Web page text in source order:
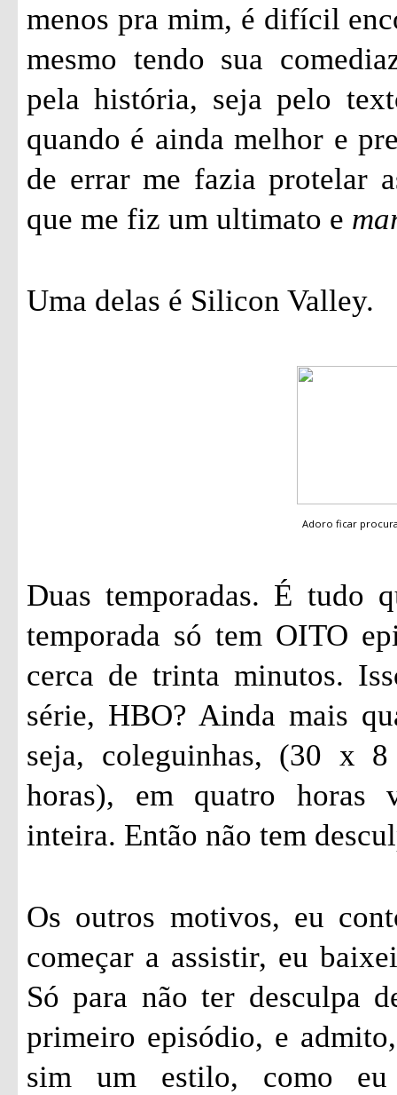
menos pra mim, é difícil
mesmo tendo sua
pela história, seja pelo
quando é ainda melhor e
de errar me fazia protelar
que me fiz um ultimato e
Uma delas é Silicon Valley.
Adoro ficar
Duas temporadas. É tudo
temporada só tem OITO
cerca de trinta minutos.
série, HBO? Ainda mais
seja, coleguinhas, (30 x
horas), em quatro horas
inteira. Então não tem
Os outros motivos, eu
começar a assistir, eu
Só para não ter desculpa
primeiro episódio, e
sim um estilo, como eu